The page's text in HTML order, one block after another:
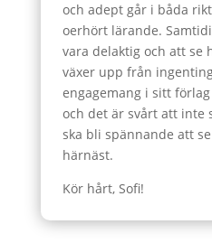
och adept går i båda
oerhört lärande.
vara delaktig och att se
växer upp från
engagemang i sitt
och det är svårt att inte
ska bli spännande att
härnäst.
Kör hårt, Sofi!